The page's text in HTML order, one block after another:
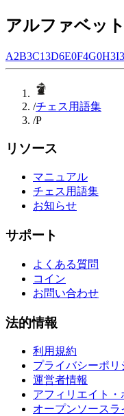
アルファベッ
A2B3C13D6E0F4G0H3I3
/チェス用語集
/P
リソース
マニュアル
チェス用語集
お知らせ
サポート
よくある質問
コイン
お問い合わせ
法的情報
利用規約
プライバシーポリ
運営者情報
アフィリエイト・
オープンソースラ